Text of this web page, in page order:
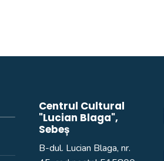
Centrul Cultural
"Lucian Blaga",
Sebeș
B-dul. Lucian Blaga, nr.